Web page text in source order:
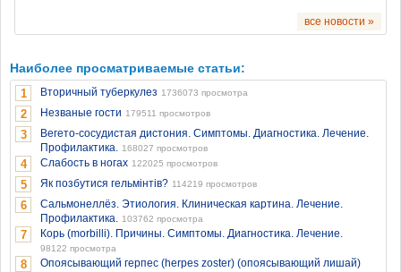
все новости »
Наиболее просматриваемые статьи:
1 Вторичный туберкулез 1736073 просмотра
2 Незваные гости 179511 просмотров
3
Вегето-сосудистая дистония. Симптомы. Диагностика. Лечение.
Профилактика. 168027 просмотров
4 Слабость в ногах 122025 просмотров
5 Як позбутися гельмінтів? 114219 просмотров
6
Сальмонеллёз. Этиология. Клиническая картина. Лечение.
Профилактика. 103762 просмотра
7 Корь (morbilli). Причины. Симптомы. Диагностика. Лечение.
98122 просмотра
8 Опоясывающий герпес (herpes zoster) (опоясывающий лишай)